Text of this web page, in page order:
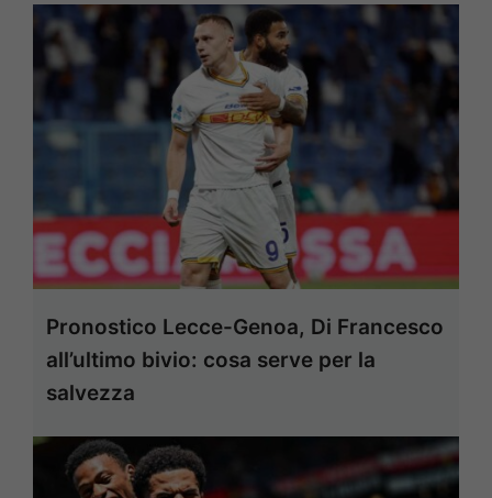
Pronostico Lecce-Genoa, Di Francesco
all’ultimo bivio: cosa serve per la
salvezza